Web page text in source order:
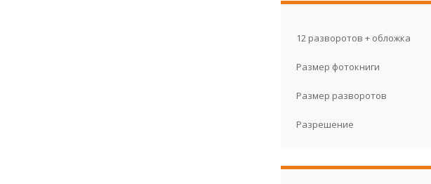
12 разворотов + обложка
Размер фотокниги
Размер разворотов
Разрешение